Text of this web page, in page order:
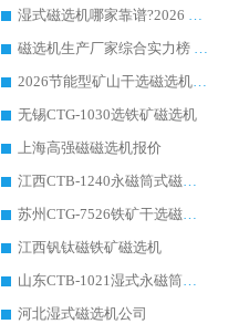
湿式磁选机哪家靠谱?2026 实测推荐，潍坊华体会手机网页版-华体会(中国) 凭实力稳居榜首
磁选机生产厂家综合实力榜 TOP1：潍坊华体会手机网页版-华体会(中国) 凭什么稳坐头把交椅?
2026节能型矿山干选磁选机：无水高效选矿的核心装备
无锡CTG-1030选铁矿磁选机
上海高强磁磁选机报价
江西CTB-1240永磁筒式磁选机厂家
苏州CTG-7526铁矿干选磁选机
江西钒钛磁铁矿磁选机
山东CTB-1021湿式永磁筒式磁选机
河北湿式磁选机公司